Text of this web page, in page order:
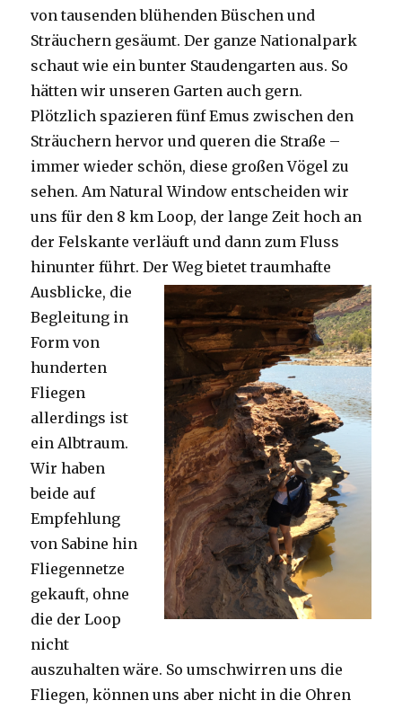
von tausenden blühenden Büschen und
Sträuchern gesäumt. Der ganze Nationalpark
schaut wie ein bunter Staudengarten aus. So
hätten wir unseren Garten auch gern.
Plötzlich spazieren fünf Emus zwischen den
Sträuchern hervor und queren die Straße –
immer wieder schön, diese großen Vögel zu
sehen. Am Natural Window entscheiden wir
uns für den 8 km Loop, der lange Zeit hoch an
der Felskante verläuft und dann zum Fluss
hinunter führt. Der Weg bietet traumhafte
Ausblicke, die
Begleitung in
Form von
hunderten
Fliegen
allerdings ist
ein Albtraum.
Wir haben
beide auf
Empfehlung
von Sabine hin
Fliegennetze
gekauft, ohne
die der Loop
nicht
auszuhalten wäre. So umschwirren uns die
Fliegen, können uns aber nicht in die Ohren